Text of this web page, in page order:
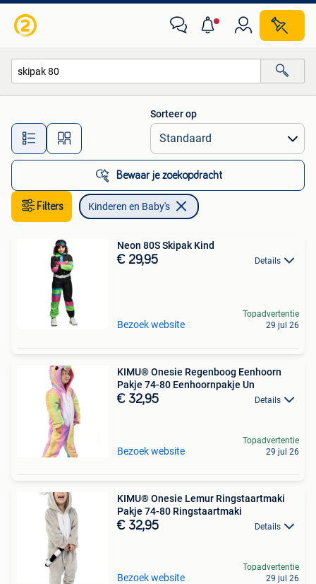
Alle afstanden…
Sorteer op
Bewaar je zoekopdracht
Filters Kinderen en Baby's
Neon 80S Skipak Kind
€ 29,95 Details
Bezoek website
Topadvertentie
29 jul 26
KIMU® Onesie Regenboog Eenhoorn
Pakje 74-80 Eenhoornpakje Un
€ 32,95 Details
Bezoek website
Topadvertentie
29 jul 26
KIMU® Onesie Lemur Ringstaartmaki
Pakje 74-80 Ringstaartmaki
€ 32,95 Details
Bezoek website
Topadvertentie
29 jul 26